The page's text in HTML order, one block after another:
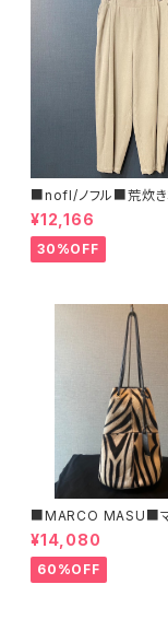
■nofl/ノフル■荒炊き
テーパードパンツ■ゆ
ルーンシルエット
¥12,166
30%OFF
■MARCO MASU■
ージ■ハラコ・ゼブラ
G■程よいサイズで可愛
¥14,080
60%OFF